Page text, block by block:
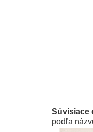
Súvisiace
podľa